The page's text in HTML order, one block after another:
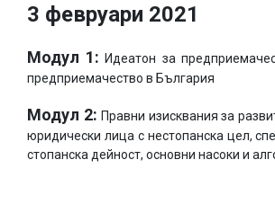
3 февруари 2021
Модул 1: Идеатон за
предприемачество в България
Модул 2:Правни изисквания за
юридически лица с нестопанска цел,
стопанска дейност, основни насоки и